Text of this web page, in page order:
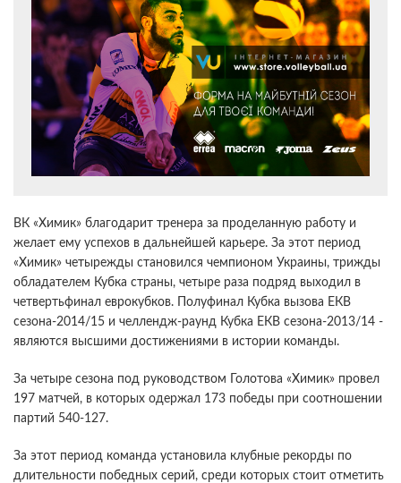
ВК «Химик» благодарит тренера за проделанную работу и
желает ему успехов в дальнейшей карьере. За этот период
«Химик» четырежды становился чемпионом Украины, трижды
обладателем Кубка страны, четыре раза подряд выходил в
четвертьфинал еврокубков. Полуфинал Кубка вызова ЕКВ
сезона-2014/15 и челлендж-раунд Кубка ЕКВ сезона-2013/14 -
являются высшими достижениями в истории команды.
За четыре сезона под руководством Голотова «Химик» провел
197 матчей, в которых одержал 173 победы при соотношении
партий 540-127.
За этот период команда установила клубные рекорды по
длительности победных серий, среди которых стоит отметить